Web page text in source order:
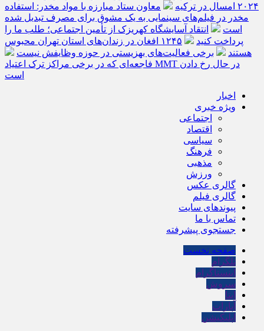
۲۰۲۴ امسال در ترکیه
معاون ستاد مبارزه با مواد مخدر: استفاده
مخدر در فیلم‌های سینمایی به یک مشوق برای مصرف تبدیل شده
است
انتقاد آسایشگاه کهریزک از تأمین اجتماعی؛ طلب ما را
پرداخت کنید
۱۲۴۵ افغان در زندان‌های استان تهران محبوس
هستند
برخی فعالیت‌های بهزیستی در حوزه وظایفش نیست
فاجعه‌ای که در برخی مراکز ترک اعتیاد MMT در حال رخ دادن
است
اخبار
ویژه خبری
اجتماعی
اقتصاد
سیاسی
فرهنگ
مذهبی
ورزش
گالری عکس
گالری فیلم
پیوندهای سایت
تماس با ما
جستجوی پیشرفته
صفحه نخست
تلگرام
اینستاگرام
سروش
ایتا
آپارات
اپلیکیشن